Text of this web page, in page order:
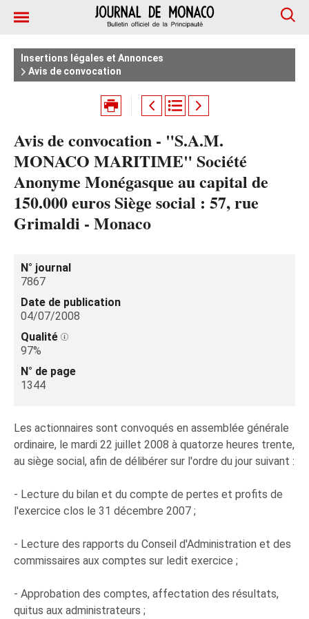
Insertions légales et Annonces
Avis de convocation
Avis de convocation - "S.A.M.
MONACO MARITIME" Société
Anonyme Monégasque au capital de
150.000 euros Siège social : 57, rue
Grimaldi - Monaco
N° journal
7867
Date de publication
04/07/2008
Qualité
97%
N° de page
1344
Les actionnaires sont convoqués en assemblée générale
ordinaire, le mardi 22 juillet 2008 à quatorze heures trente,
au siège social, afin de délibérer sur l'ordre du jour suivant :
- Lecture du bilan et du compte de pertes et profits de
l'exercice clos le 31 décembre 2007 ;
- Lecture des rapports du Conseil d'Administration et des
commissaires aux comptes sur ledit exercice ;
- Approbation des comptes, affectation des résultats,
quitus aux administrateurs ;